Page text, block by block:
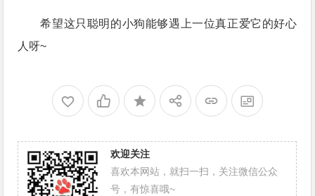
希望这只聪明的小狗能够遇上一位真正爱它的好心
人呀~
欢迎关注
喜欢本网站，就扫一扫，关注微信公众
号，有惊喜哦~